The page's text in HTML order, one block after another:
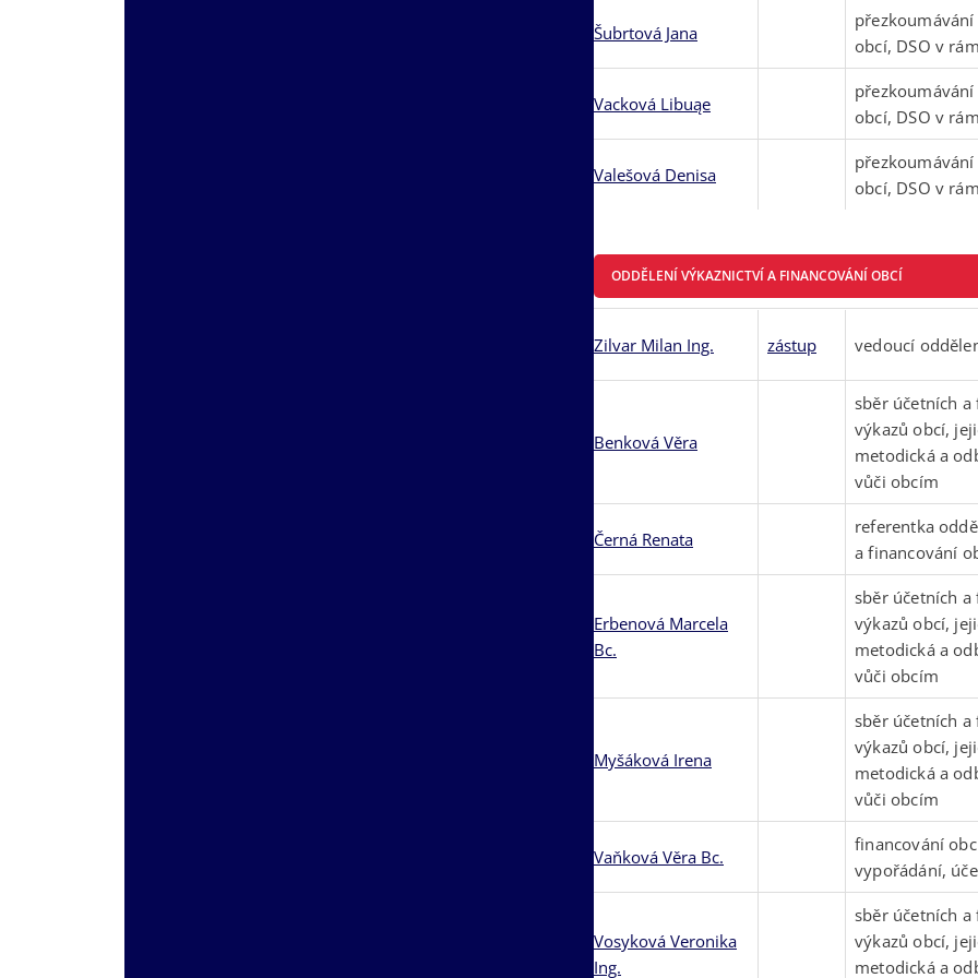
Šubrtová Jana
obcí, DSO v
Vacková Libuąe
obcí, DSO v
Valešová Denisa
obcí, DSO v
ODDĚLENÍ VÝKAZNICTVÍ A FINANCOVÁNÍ OBCÍ
Zilvar Milan Ing. zástup vedoucí
Benková Věra
sběr účetních a
výkazů obcí,
metodická a
vůči obcím
Černá Renata
referentka
a financování
Erbenová Marcela
Bc.
sběr účetních a
výkazů obcí,
metodická a
vůči obcím
Myšáková Irena
sběr účetních a
výkazů obcí,
metodická a
vůči obcím
Vaňková Věra Bc.
financování
vypořádání,
Vosyková Veronika
Ing.
sběr účetních a
výkazů obcí,
metodická a